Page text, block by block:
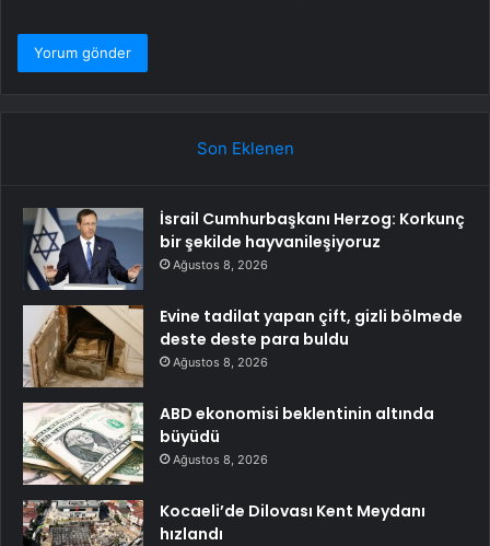
Son Eklenen
İsrail Cumhurbaşkanı Herzog: Korkunç
bir şekilde hayvanileşiyoruz
Ağustos 8, 2026
Evine tadilat yapan çift, gizli bölmede
deste deste para buldu
Ağustos 8, 2026
ABD ekonomisi beklentinin altında
büyüdü
Ağustos 8, 2026
Kocaeli’de Dilovası Kent Meydanı
hızlandı